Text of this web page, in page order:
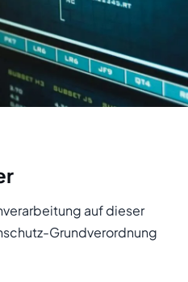
auf dieser
Grundverordnung